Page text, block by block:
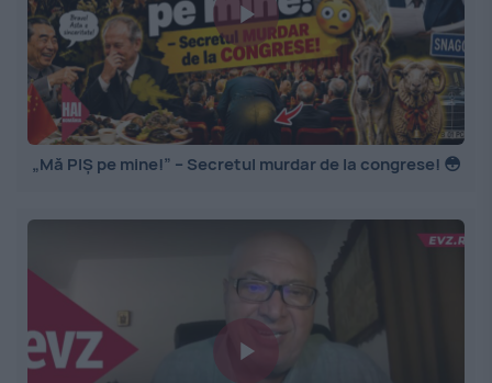
„Mă PIȘ pe mine!” – Secretul murdar de la congrese! 😳